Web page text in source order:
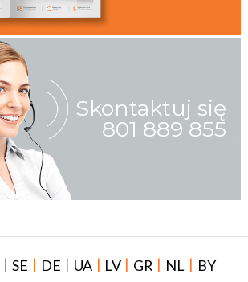
Skontaktuj się
801 889 855
| SE | DE | UA | LV | GR | NL | BY